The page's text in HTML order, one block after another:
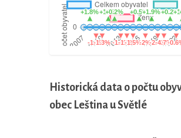
Historická data o počtu
obec Leština u Světlé